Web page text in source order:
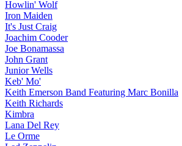
Howlin' Wolf
Iron Maiden
It's Just Craig
Joachim Cooder
Joe Bonamassa
John Grant
Junior Wells
Keb' Mo'
Keith Emerson Band Featuring Marc Bonilla
Keith Richards
Kimbra
Lana Del Rey
Le Orme